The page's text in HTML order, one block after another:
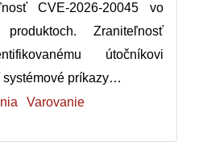
CVE-2026-20045 vo
Zraniteľnosť
útočníkovi
príkazy…
Varovanie